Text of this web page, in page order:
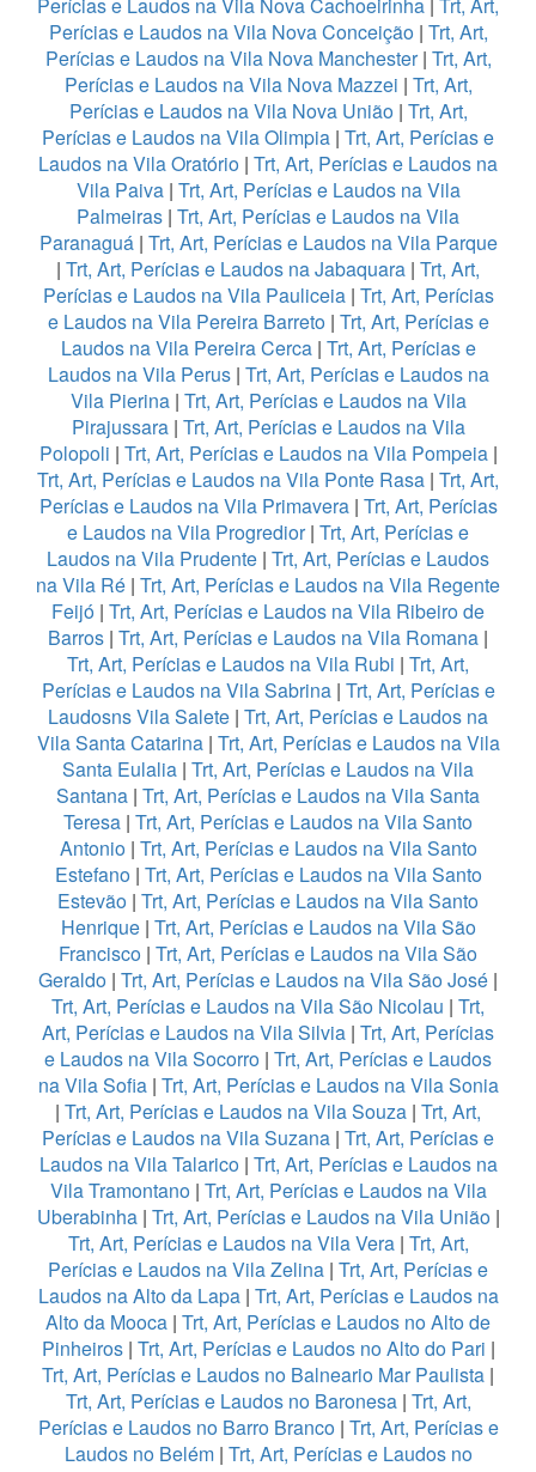
Perícias e Laudos na Vila Nova Cachoeirinha | Trt, Art,
Perícias e Laudos na Vila Nova Conceição| Trt, Art,
Perícias e Laudos na Vila Nova Manchester| Trt, Art,
Perícias e Laudos na Vila Nova Mazzei | Trt, Art,
Perícias e Laudos na Vila Nova União| Trt, Art,
Perícias e Laudos na Vila Olimpia | Trt, Art, Perícias e
Laudos na Vila Oratório | Trt, Art, Perícias e Laudos na
Vila Paiva| Trt, Art, Perícias e Laudos na Vila
Palmeiras | Trt, Art, Perícias e Laudos na Vila
Paranaguá| Trt, Art, Perícias e Laudos na Vila Parque
| Trt, Art, Perícias e Laudos na Jabaquara | Trt, Art,
Perícias e Laudos na Vila Pauliceia| Trt, Art, Perícias
e Laudos na Vila Pereira Barreto| Trt, Art, Perícias e
Laudos na Vila Pereira Cerca| Trt, Art, Perícias e
Laudos na Vila Perus| Trt, Art, Perícias e Laudos na
Vila Pierina| Trt, Art, Perícias e Laudos na Vila
Pirajussara| Trt, Art, Perícias e Laudos na Vila
Polopoli | Trt, Art, Perícias e Laudos na Vila Pompeia|
Trt, Art, Perícias e Laudos na Vila Ponte Rasa | Trt, Art,
Perícias e Laudos na Vila Primavera| Trt, Art, Perícias
e Laudos na Vila Progredior| Trt, Art, Perícias e
Laudos na Vila Prudente | Trt, Art, Perícias e Laudos
na Vila Ré | Trt, Art, Perícias e Laudos na Vila Regente
Feijó | Trt, Art, Perícias e Laudos na Vila Ribeiro de
Barros | Trt, Art, Perícias e Laudos na Vila Romana |
Trt, Art, Perícias e Laudos na Vila Rubi | Trt, Art,
Perícias e Laudos na Vila Sabrina| Trt, Art, Perícias e
Laudosns Vila Salete | Trt, Art, Perícias e Laudos na
Vila Santa Catarina| Trt, Art, Perícias e Laudos na Vila
Santa Eulalia | Trt, Art, Perícias e Laudos na Vila
Santana | Trt, Art, Perícias e Laudos na Vila Santa
Teresa | Trt, Art, Perícias e Laudos na Vila Santo
Antonio| Trt, Art, Perícias e Laudos na Vila Santo
Estefano| Trt, Art, Perícias e Laudos na Vila Santo
Estevão | Trt, Art, Perícias e Laudos na Vila Santo
Henrique| Trt, Art, Perícias e Laudos na Vila São
Francisco | Trt, Art, Perícias e Laudos na Vila São
Geraldo | Trt, Art, Perícias e Laudos na Vila São José |
Trt, Art, Perícias e Laudos na Vila São Nicolau | Trt,
Art, Perícias e Laudos na Vila Silvia | Trt, Art, Perícias
e Laudos na Vila Socorro | Trt, Art, Perícias e Laudos
na Vila Sofia| Trt, Art, Perícias e Laudos na Vila Sonia
| Trt, Art, Perícias e Laudos na Vila Souza | Trt, Art,
Perícias e Laudos na Vila Suzana | Trt, Art, Perícias e
Laudos na Vila Talarico| Trt, Art, Perícias e Laudos na
Vila Tramontano| Trt, Art, Perícias e Laudos na Vila
Uberabinha| Trt, Art, Perícias e Laudos na Vila União|
Trt, Art, Perícias e Laudos na Vila Vera| Trt, Art,
Perícias e Laudos na Vila Zelina | Trt, Art, Perícias e
Laudos na Alto da Lapa| Trt, Art, Perícias e Laudos na
Alto da Mooca | Trt, Art, Perícias e Laudos no Alto de
Pinheiros| Trt, Art, Perícias e Laudos no Alto do Pari |
Trt, Art, Perícias e Laudos no Balneario Mar Paulista |
Trt, Art, Perícias e Laudos no Baronesa| Trt, Art,
Perícias e Laudos no Barro Branco| Trt, Art, Perícias e
Laudos no Belém| Trt, Art, Perícias e Laudos no